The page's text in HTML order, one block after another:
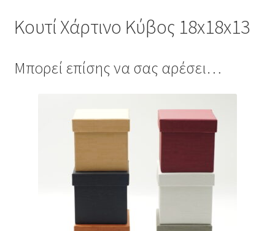
Κουτί Χάρτινο Κύβος 18x18x13
Μπορεί επίσης να σας αρέσει…